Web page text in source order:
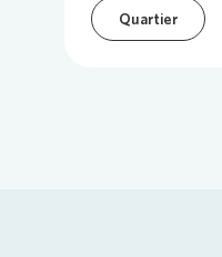
Quartier